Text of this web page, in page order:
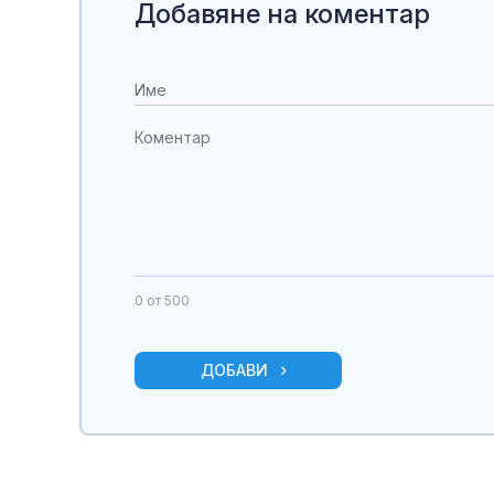
Добавяне на коментар
0 от 500
ДОБАВИ